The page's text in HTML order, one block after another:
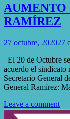
AUMENTO
RAMÍREZ
27 octubre, 202027
El 20 de Octubre
acuerdo el sindicato
Secretario General
General Ramírez:
Leave a comment